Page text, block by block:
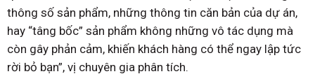
thông số sản phẩm, những thông tin căn bản của dự án,
hay “tâng bốc” sản phẩm không những vô tác dụng mà
còn gây phản cảm, khiến khách hàng có thể ngay lập tức
rời bỏ bạn”, vị chuyên gia phân tích.